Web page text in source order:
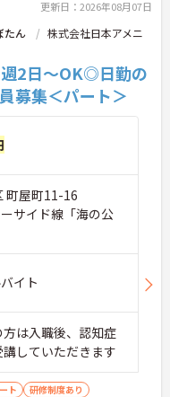
更新日：2026年08月07日
たん
株式会社日本アメニ
週2日～OK◎日勤の
募集＜パート＞
町屋町11-16
サイド線「海の公
イト
は入職後、認知症
していただきます
ト
研修制度あり